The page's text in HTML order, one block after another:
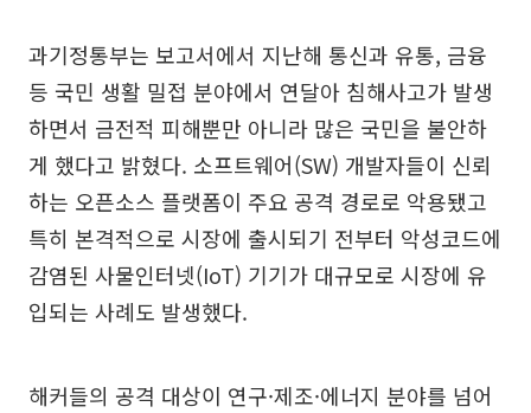
과기정통부는 보고서에서 지난해 통신과 유통, 금융
등 국민 생활 밀접 분야에서 연달아 침해사고가 발생
하면서 금전적 피해뿐만 아니라 많은 국민을 불안하
게 했다고 밝혔다. 소프트웨어(SW) 개발자들이 신뢰
하는 오픈소스 플랫폼이 주요 공격 경로로 악용됐고
특히 본격적으로 시장에 출시되기 전부터 악성코드에
감염된 사물인터넷(IoT) 기기가 대규모로 시장에 유
입되는 사례도 발생했다.
해커들의 공격 대상이 연구·제조·에너지 분야를 넘어